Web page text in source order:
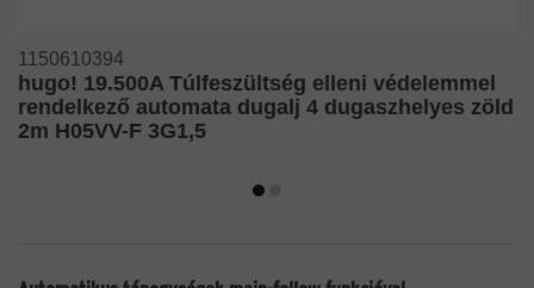
1150610394
hugo! 19.500A Túlfeszültség elleni védelemmel
rendelkező automata dugalj 4 dugaszhelyes zöld
2m H05VV-F 3G1,5